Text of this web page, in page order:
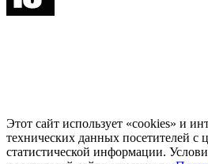
Этот сайт использует «cookies» и
технических данных посетителей с
статистической информации.